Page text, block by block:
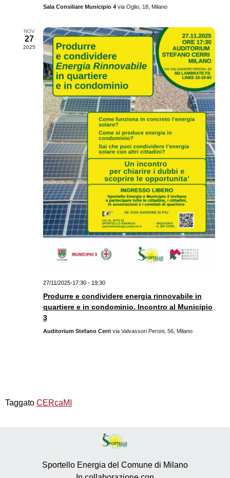
Sala Consiliare Municipio 4 via Oglio, 18, Milano
NOV
27
2025
27/11/2025-17:30- 19:30
Produrre e condividere energia rinnovabile in
quartiere e in condominio. Incontro al Municipio
3
Auditorium Stefano Cerri via Valvassori Peroni, 56, Milano
Taggato CERcaMI
Sportello Energia del Comune di Milano